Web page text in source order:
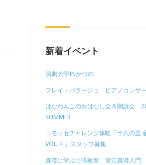
新着イベント
演劇大学INかづの
フレイ・バラージュ ピアノコンサ
はなわんこのおはなし会＆朗読会
SUMMER
コモッセチャレンジ体験「十八の里
VOL.４」スタッフ募集
真澄に学ぶ出張教室 菅江真澄入門